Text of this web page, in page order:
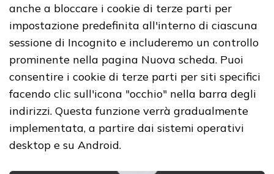
anche a bloccare i cookie di terze parti per
impostazione predefinita all'interno di ciascuna
sessione di Incognito e includeremo un controllo
prominente nella pagina Nuova scheda. Puoi
consentire i cookie di terze parti per siti specifici
facendo clic sull'icona "occhio" nella barra degli
indirizzi. Questa funzione verrà gradualmente
implementata, a partire dai sistemi operativi
desktop e su Android.